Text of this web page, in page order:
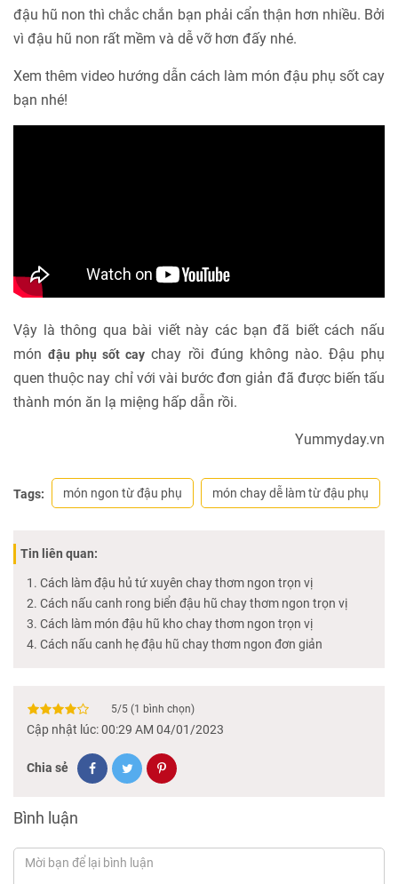
đậu hũ non thì chắc chắn bạn phải cẩn thận hơn nhiều. Bởi
vì đậu hũ non rất mềm và dễ vỡ hơn đấy nhé.
Xem thêm video hướng dẫn cách làm món đậu phụ sốt cay
bạn nhé!
Vậy là thông qua bài viết này các bạn đã biết cách nấu
mónđậu phụ sốt cay chay rồi đúng không nào. Đậu phụ
quen thuộc nay chỉ với vài bước đơn giản đã được biến tấu
thành món ăn lạ miệng hấp dẫn rồi.
Yummyday.vn
Tags: món ngon từ đậu phụ món chay dễ làm từ đậu phụ
Tin liên quan:
Cách làm đậu hủ tứ xuyên chay thơm ngon trọn vị
Cách nấu canh rong biển đậu hũ chay thơm ngon trọn vị
Cách làm món đậu hũ kho chay thơm ngon trọn vị
Cách nấu canh hẹ đậu hũ chay thơm ngon đơn giản
5/5 (1 bình chọn)
Cập nhật lúc: 00:29 AM 04/01/2023
Chia sẻ
Bình luận